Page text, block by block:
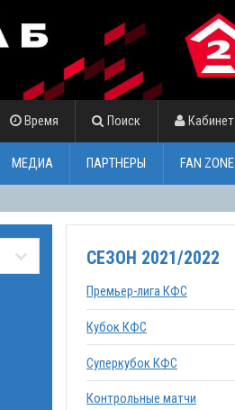
Время Поиск Кабинет
МЕДИА ПАРТНЕРЫ FAN ZONE
СЕЗОН 2021/2022
Премьер-лига КФС
Кубок КФС
Суперкубок КФС
Контрольные матчи